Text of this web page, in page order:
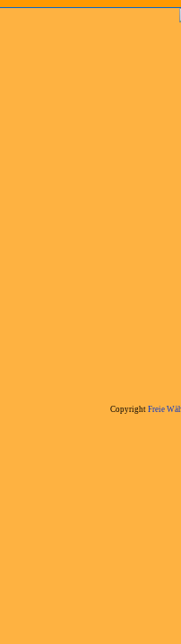
Copyright Freie